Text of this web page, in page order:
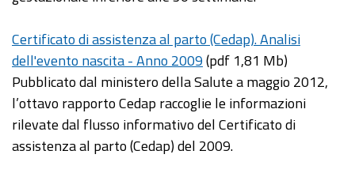
Certificato di assistenza al parto (Cedap). Analisi
dell'evento nascita - Anno 2009(pdf 1,81 Mb)
Pubblicato dal ministero della Salute a maggio 2012,
l’ottavo rapporto Cedap raccoglie le informazioni
rilevate dal flusso informativo del Certificato di
assistenza al parto (Cedap) del 2009.